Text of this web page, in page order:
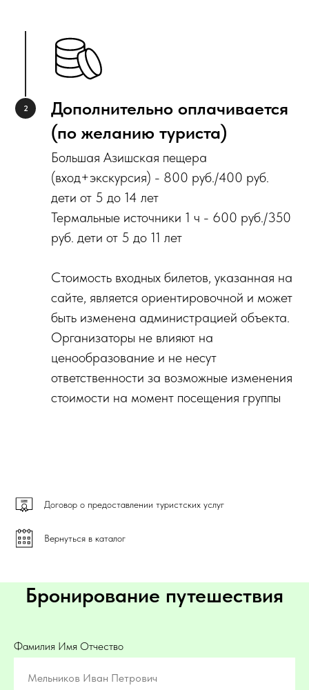
Дополнительно оплачивается
(по желанию туриста)
Большая Азишская пещера
(вход+экскурсия) - 800 руб./400 руб.
дети от 5 до 14 лет
Термальные источники 1 ч - 600 руб./350
руб. дети от 5 до 11 лет
Стоимость входных билетов, указанная на
сайте, является ориентировочной и может
быть изменена администрацией объекта.
Организаторы не влияют на
ценообразование и не несут
ответственности за возможные изменения
стоимости на момент посещения группы
Договор о предоставлении туристских услуг
Вернуться в каталог
Бронирование путешествия
Фамилия Имя Отчество
Мельников Иван Петрович